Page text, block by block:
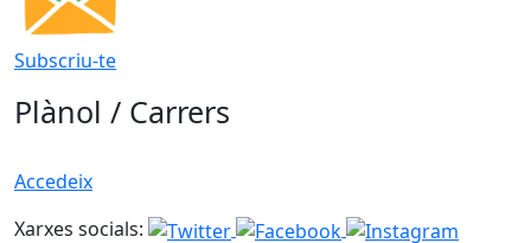
Subscriu-te
Plànol / Carrers
Accedeix
Xarxes socials: